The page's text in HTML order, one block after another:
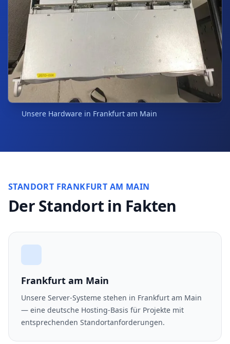
Unsere Hardware in Frankfurt am Main
STANDORT FRANKFURT AM MAIN
Der Standort in Fakten
Frankfurt am Main
Unsere Server-Systeme stehen in Frankfurt am Main
— eine deutsche Hosting-Basis für Projekte mit
entsprechenden Standortanforderungen.